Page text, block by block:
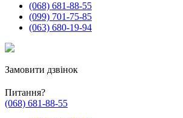
(068) 681-88-55
(099) 701-75-85
(063) 680-19-94
Замовити дзвінок
Питання?
(068) 681-88-55